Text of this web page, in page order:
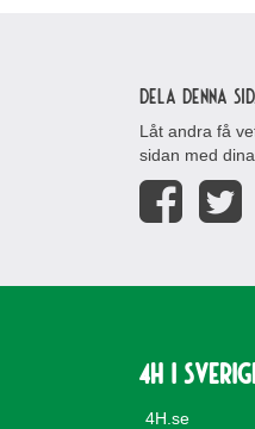
Dela denna
Låt andra få
sidan med
4H i
4H.se